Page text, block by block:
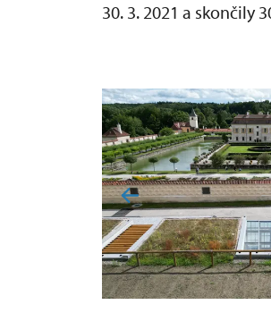
30. 3. 2021 a skončily